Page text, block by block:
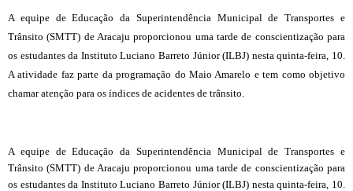
A equipe de Educação da Superintendência Municipal de Transportes e
Trânsito (SMTT) de Aracaju proporcionou uma tarde de conscientização para
os estudantes da Instituto Luciano Barreto Júnior (ILBJ) nesta quinta-feira, 10.
A atividade faz parte da programação do Maio Amarelo e tem como objetivo
chamar atenção para os índices de acidentes de trânsito.
A equipe de Educação da Superintendência Municipal de Transportes e
Trânsito (SMTT) de Aracaju proporcionou uma tarde de conscientização para
os estudantes da Instituto Luciano Barreto Júnior (ILBJ) nesta quinta-feira, 10.